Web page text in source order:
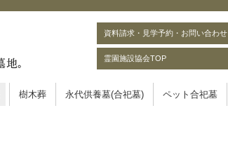
資料請求・見学予約・お問い合わせ
霊園施設協会TOP
樹木葬 永代供養墓(合祀墓) ペット合祀墓